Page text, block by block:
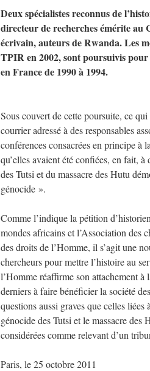
Deux spécialistes reconnus de
directeur de recherches émérite
écrivain, auteurs de Rwanda. Les
TPIR en 2002, sont poursuivis
en France de 1990 à 1994.
Sous couvert de cette poursuite, ce
courrier adressé à des responsables
conférences consacrées en principe
qu’elles avaient été confiées, en fait,
des Tutsi et du massacre des Hutu
génocide ».
Comme l’indique la pétition
mondes africains et l’Association des
des droits de l’Homme, il s’agit une
chercheurs pour mettre l’histoire au
l’Homme réaffirme son attachement à
derniers à faire bénéficier la société
questions aussi graves que celles
génocide des Tutsi et le massacre
considérées comme relevant d’un
Paris, le 25 octobre 2011